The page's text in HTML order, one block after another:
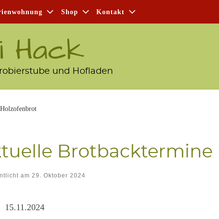
Shop Kon­takt
Hack
und Hofladen
Brot­back­ter­mi­ne
am 29. Oktober 2024
15.11.2024